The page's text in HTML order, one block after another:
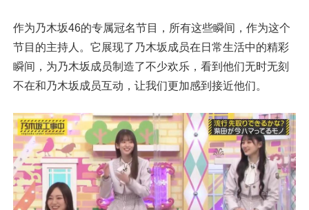
作为乃木坂46的专属冠名节目，所有这些瞬间，作为这个
节目的主持人。它展现了乃木坂成员在日常生活中的精彩
瞬间，为乃木坂成员制造了不少欢乐，看到他们无时无刻
不在和乃木坂成员互动，让我们更加感到接近他们。